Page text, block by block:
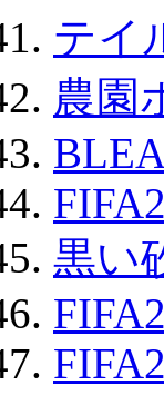
テイ
農園
黒い